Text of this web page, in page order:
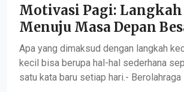
Motivasi Pagi:
Menuju Masa Depan
Apa yang dimaksud dengan langkah
kecil bisa berupa hal-hal sederhana
satu kata baru setiap hari.-